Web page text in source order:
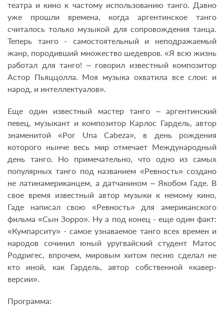
театра и кино к частому использованию танго. Давно
уже прошли времена, когда аргентинское танго
считалось только музыкой для сопровождения танца.
Теперь танго - самостоятельный и неподражаемый
жанр, породивший множество шедевров. «Я всю жизнь
работал для танго! – говорил известный композитор
Астор Пьяццолла. Моя музыка охватила все слои: и
народ, и интеллектуалов».
Еще один известный мастер танго – аргентинский
певец, музыкант и композитор Карлос Гардель, автор
знаменитой «Por Una Cabeza», в день рождения
которого нынче весь мир отмечает Международный
день танго. Но примечательно, что одно из самых
популярных танго под названием «Ревность» создано
не латинамериканцем, а датчанином – Якобом Гаде. В
свое время известный автор музыки к немому кино,
Гаде написал свою «Ревность» для американского
фильма «Сын Зорро». Ну а под конец - еще один факт:
«Кумпарситу» - самое узнаваемое танго всех времен и
народов сочинил юный уругвайский студент Матос
Родригес, впрочем, мировым хитом песню сделал не
кто иной, как Гардель, автор собственной «кавер-
версии».
Программа: